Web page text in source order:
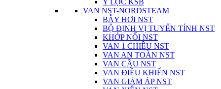
Y LỌC KSB
VAN NST-NORDSTEAM
BẪY HƠI NST
BỘ ĐỊNH VỊ TUYẾN TÍNH NST
KHỚP NỐI NST
VAN 1 CHIỀU NST
VAN AN TOÀN NST
VAN CẦU NST
VAN ĐIỀU KHIỂN NST
VAN GIẢM ÁP NST